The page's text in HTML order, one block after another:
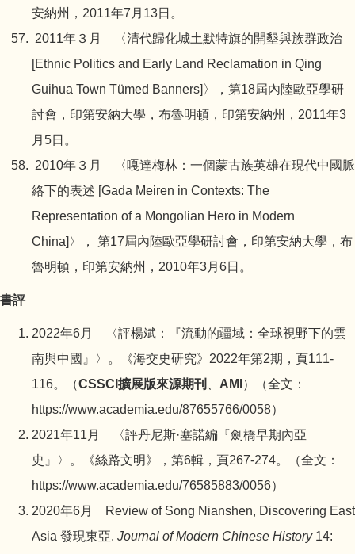
安納州，2011年7月13日。
2011年３月 〈清代歸化城土默特旗的開墾與族群政治
[Ethnic Politics and Early Land Reclamation in Qing
Guihua Town Tümed Banners]〉，第18屆內陸歐亞學研
討會，印第安納大學，布魯明頓，印第安納州，2011年3
月5日。
2010年３月 〈嘎達梅林：一個蒙古族英雄在現代中國脈
絡下的表述 [Gada Meiren in Contexts: The
Representation of a Mongolian Hero in Modern
China]〉， 第17屆內陸歐亞學研討會，印第安納大學，布
魯明頓，印第安納州，2010年3月6日。
書評
2022年6月 〈評楊斌：『流動的疆域：全球視野下的雲
南與中國』〉。《海交史研究》2022年第2期，頁111-
116。（CSSCI擴展版來源期刊 AMI ）（全文：
https://www.academia.edu/87655766/0058）
2021年11月 〈評丹尼斯·塞諾編『劍橋早期內亞
史』〉。《絲路文明》，第6輯，頁267-274。（全文：
https://www.academia.edu/76585883/0056）
2020年6月 Review of Song Nianshen, Discovering East
Asia 發現東亞. Journal of Modern Chinese History14: